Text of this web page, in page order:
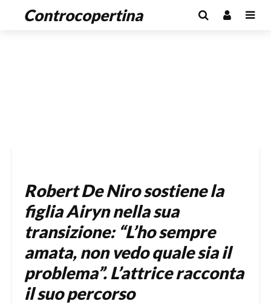
Controcopertina
Robert De Niro sostiene la
figlia Airyn nella sua
transizione: “L’ho sempre
amata, non vedo quale sia il
problema”. L’attrice racconta
il suo percorso